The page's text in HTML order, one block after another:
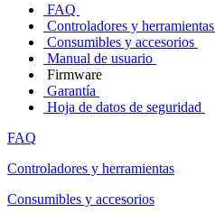
FAQ
Controladores y herramientas
Consumibles y accesorios
Manual de usuario
Firmware
Garantía
Hoja de datos de seguridad
FAQ
Controladores y herramientas
Consumibles y accesorios